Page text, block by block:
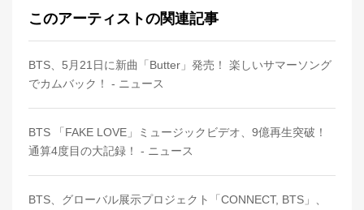
このアーティストの関連記事
BTS、5月21日に新曲「Butter」発売！ 楽しいサマーソング
でカムバック！ - ニュース
BTS 「FAKE LOVE」ミュージックビデオ、9億再生突破！
通算4度目の大記録！ - ニュース
BTS、グローバル展示プロジェクト「CONNECT, BTS」、